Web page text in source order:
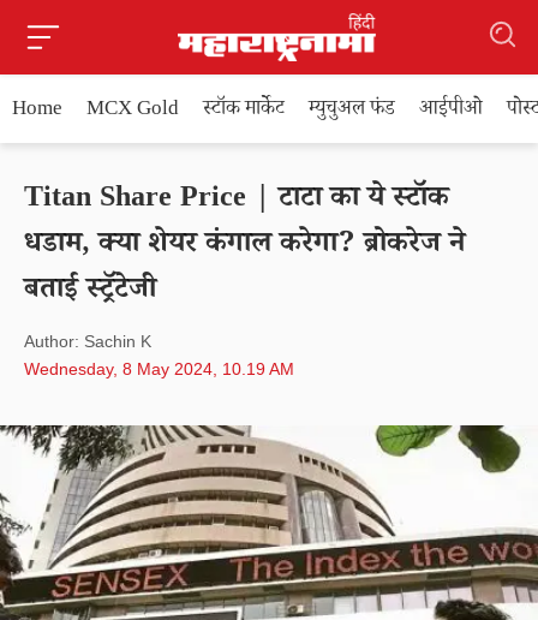
Home MCX Gold स्टॉक मार्केट म्युचुअल फंड आईपीओ
Titan Share Price | टाटा का ये स्टॉक
धडाम, क्या शेयर कंगाल करेगा? ब्रोकरेज ने
बताई स्ट्रॅटेजी
Author: Sachin K
Wednesday, 8 May 2024, 10.19 AM